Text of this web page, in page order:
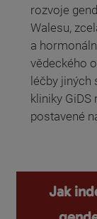
rozvoje
Walesu,
a
vědeckého
léčby jiných
kliniky GiDS
postavené
Jak